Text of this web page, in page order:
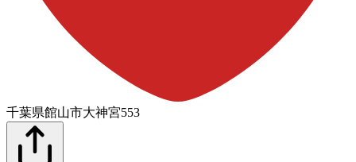
千葉県館山市大神宮553